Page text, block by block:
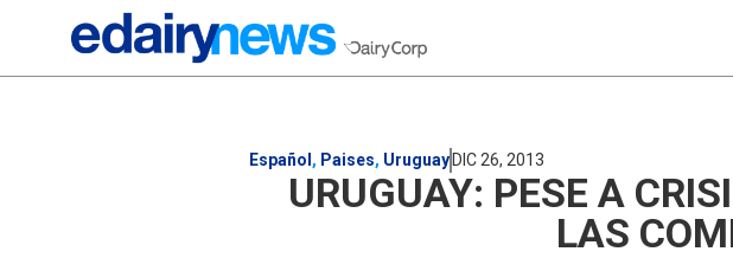
Español , Paises, Uruguay DIC 26, 2013
URUGUAY: PESE A
LAS